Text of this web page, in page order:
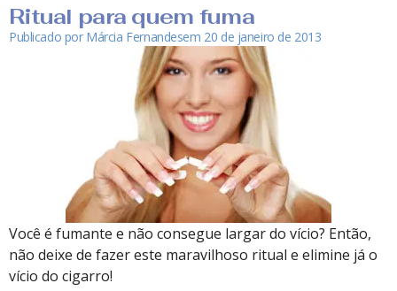
Ritual para quem fuma
Publicado porMárcia Fernandesem 20 de janeiro de 2013
Você é fumante e não consegue largar do vício? Então,
não deixe de fazer este maravilhoso ritual e elimine já o
vício do cigarro!